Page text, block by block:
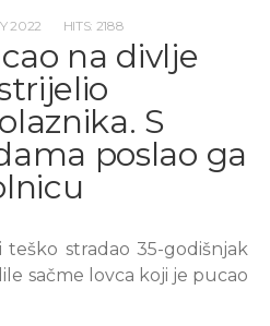
2022 HITS: 2188
na divlje
S
poslao ga
stradao 35-godišnjak
sačme lovca koji je pucao